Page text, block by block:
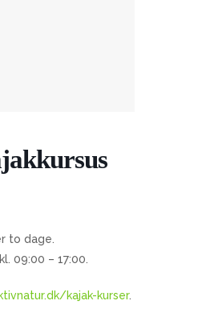
to dage.
09:00 – 17:00.
kajak-kurser.